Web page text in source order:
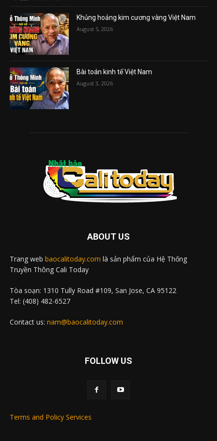
Khủng hoảng kim cương vàng Việt Nam
August 5, 2026
Bài toán kinh tế Việt Nam
August 3, 2026
ABOUT US
Trang web baocalitoday.com là sản phẩm của Hệ Thống
Truyền Thông Cali Today
Tòa soạn: 1310 Tully Road #109, San Jose, CA 95122
Tel: (408) 482-6527
Contact us: nam@baocalitoday.com
FOLLOW US
Terms and Policy Services